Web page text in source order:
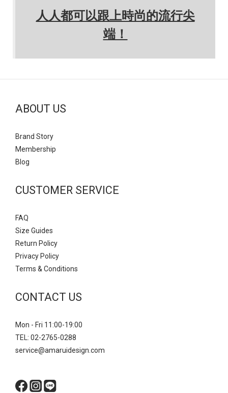
人人都可以跟上時尚的流行尖
端！
ABOUT US
Brand Story
Membership
Blog
CUSTOMER SERVICE
FAQ
Size Guides
Return Policy
Privacy Policy
Terms & Conditions
CONTACT US
Mon - Fri 11:00-19:00
TEL: 02-2765-0288
service@amaruidesign.com